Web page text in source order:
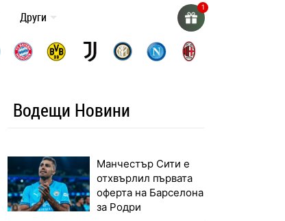
Други
Водещи Новини
Манчестър Сити е
отхвърлил първата
оферта на Барселона
за Родри